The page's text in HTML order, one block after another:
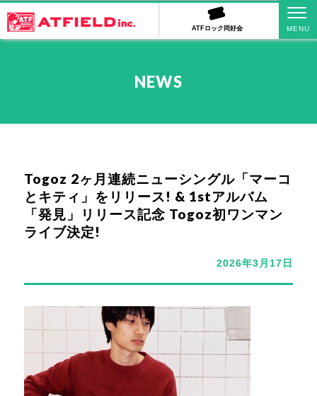
ATFロック同好会
NEWS
Togoz 2ヶ月連続ニューシングル「マーコ
とキティ」をリリース! & 1stアルバム
「発見」リリース記念 Togoz初ワンマン
ライブ決定!
2026年3月17日